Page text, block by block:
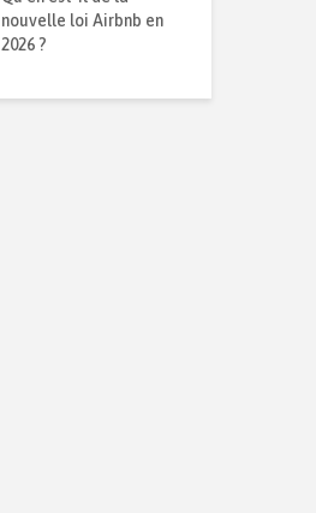
nouvelle loi Airbnb en
2026 ?